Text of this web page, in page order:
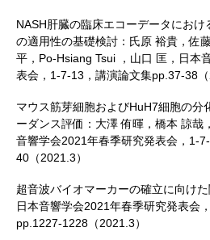
NASH肝臓の臨床エコーデータにお
の適用性の基礎検討：氏原 裕貴，佐
平，Po-Hsiang Tsui ，山口 匡，日本
表会，1-7-13，講演論文集pp.37-38（
マウス筋芽細胞およびHuH7細胞の分
ーダンス評価：大澤 侑暉，橋本 諒哉
音響学会2021年春季研究発表会，1-
40（2021.3）
超音波バイオマーカーの確立に向け
日本音響学会2021年春季研究発表会
pp.1227-1228（2021.3）